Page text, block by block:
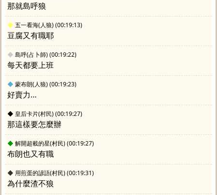
那就島呼狼
◆ 五一看海(人狼)(00:19:13)
豆腐又有職耶
◆ 島呼(占卜師)(00:19:22)
每天都要上班
◆ 蒙布朗(人狼)(00:19:23)
好賣力…
◆ 皇后卡片(村民)(00:19:27)
那這樣要怎麼辦
◆ 解開超載的星(村民)(00:19:27)
布朗也又有職
◆ 用煎蛋的諺語(村民)(00:19:31)
為什麼渣不狼